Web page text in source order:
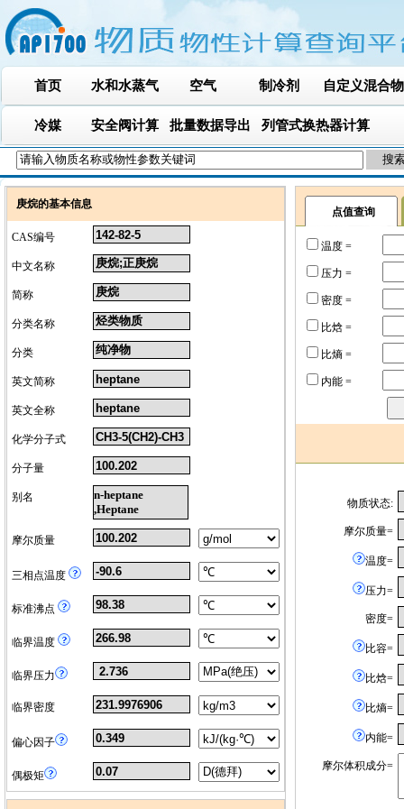
首页 水和水蒸气 空气 制冷剂 自定义混合物
冷媒 安全阀计算 批量数据导出 列管式换热器计算
庚烷的基本信息
CAS编号
中文名称
简称
分类名称
分类
英文简称
英文全称
化学分子式
分子量
别名
n-heptane
,Heptane
摩尔质量
三相点温度
标准沸点
临界温度
临界压力
临界密度
偏心因子
偶极矩
点值查询
温度 =
压力 =
密度 =
比焓 =
比熵 =
内能 =
物质状态:
摩尔质量=
温度=
压力=
密度=
比容=
比焓=
比熵=
内能=
摩尔体积成分=